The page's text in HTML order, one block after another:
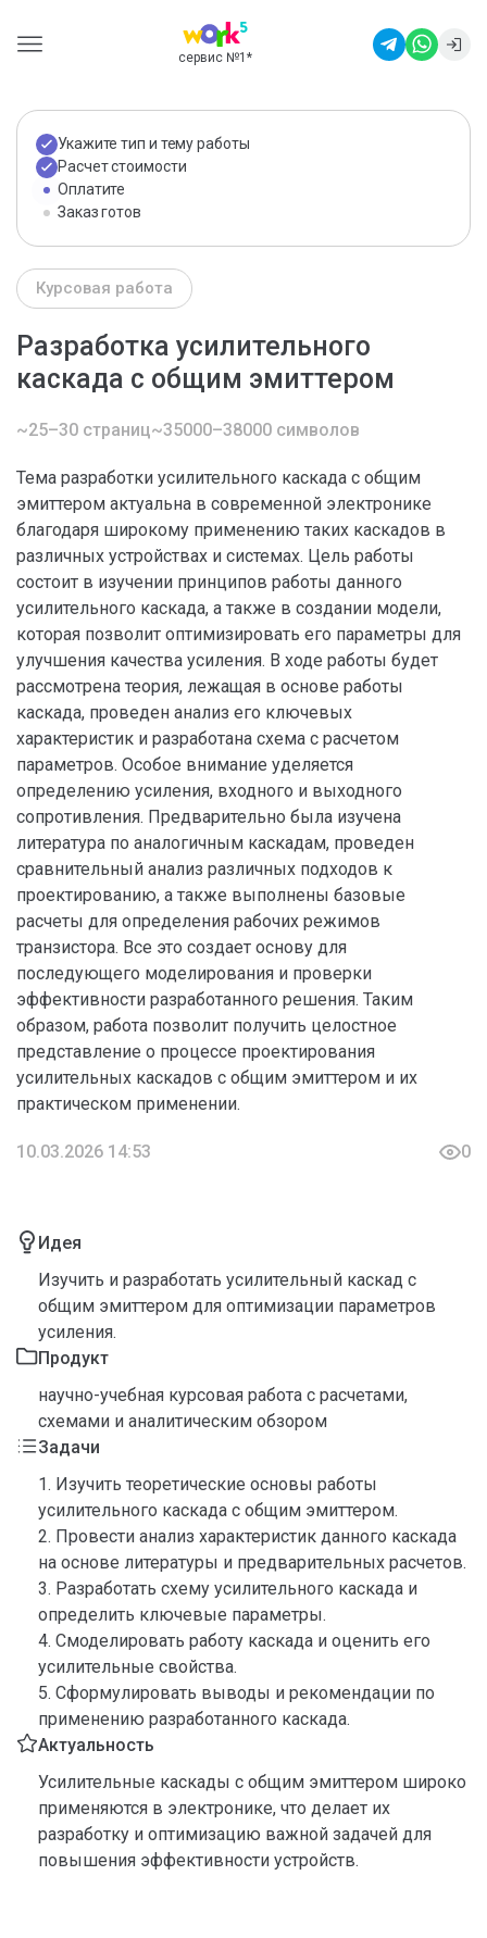
сервис №1 *
Укажите тип и тему работы
Расчет стоимости
Оплатите
Заказ готов
Курсовая работа
Разработка усилительного
каскада с общим эмиттером
~25–30 страниц~35000–38000 символов
Тема разработки усилительного каскада с общим
эмиттером актуальна в современной электронике
благодаря широкому применению таких каскадов в
различных устройствах и системах. Цель работы
состоит в изучении принципов работы данного
усилительного каскада, а также в создании модели,
которая позволит оптимизировать его параметры для
улучшения качества усиления. В ходе работы будет
рассмотрена теория, лежащая в основе работы
каскада, проведен анализ его ключевых
характеристик и разработана схема с расчетом
параметров. Особое внимание уделяется
определению усиления, входного и выходного
сопротивления. Предварительно была изучена
литература по аналогичным каскадам, проведен
сравнительный анализ различных подходов к
проектированию, а также выполнены базовые
расчеты для определения рабочих режимов
транзистора. Все это создает основу для
последующего моделирования и проверки
эффективности разработанного решения. Таким
образом, работа позволит получить целостное
представление о процессе проектирования
усилительных каскадов с общим эмиттером и их
практическом применении.
10.03.2026 14:53 0
Идея
Изучить и разработать усилительный каскад с
общим эмиттером для оптимизации параметров
усиления.
Продукт
научно-учебная курсовая работа с расчетами,
схемами и аналитическим обзором
Задачи
1. Изучить теоретические основы работы
усилительного каскада с общим эмиттером.
2. Провести анализ характеристик данного каскада
на основе литературы и предварительных расчетов.
3. Разработать схему усилительного каскада и
определить ключевые параметры.
4. Смоделировать работу каскада и оценить его
усилительные свойства.
5. Сформулировать выводы и рекомендации по
применению разработанного каскада.
Актуальность
Усилительные каскады с общим эмиттером широко
применяются в электронике, что делает их
разработку и оптимизацию важной задачей для
повышения эффективности устройств.